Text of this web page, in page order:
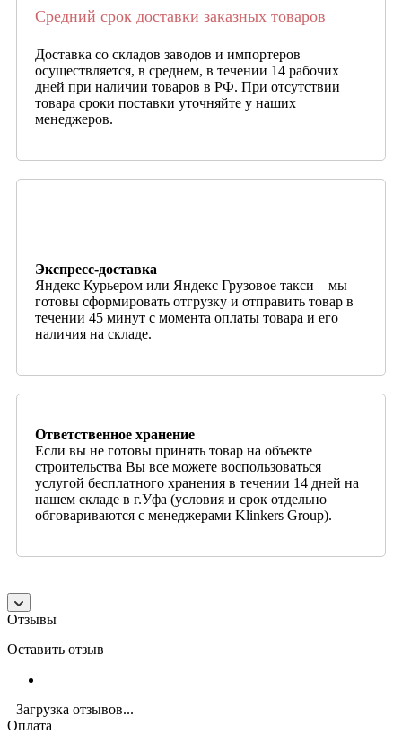
Средний срок доставки заказных товаров
Доставка со складов заводов и импортеров
осуществляется, в среднем, в течении 14 рабочих
дней при наличии товаров в РФ. При отсутствии
товара сроки поставки уточняйте у наших
менеджеров.
Экспресс-доставка
Яндекс Курьером или Яндекс Грузовое такси – мы
готовы сформировать отгрузку и отправить товар в
течении 45 минут с момента оплаты товара и его
наличия на складе.
Ответственное хранение
Если вы не готовы принять товар на объекте
строительства Вы все можете воспользоваться
услугой бесплатного хранения в течении 14 дней на
нашем складе в г.Уфа (условия и срок отдельно
обговариваются с менеджерами Klinkers Group).
Отзывы
Оставить отзыв
Загрузка отзывов...
Оплата